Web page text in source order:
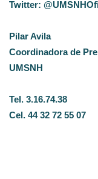
Twitter:
Pilar Avila
Coordinadora de
UMSNH
Tel. 3.16.74.38
Cel. 44 32 72 55 07